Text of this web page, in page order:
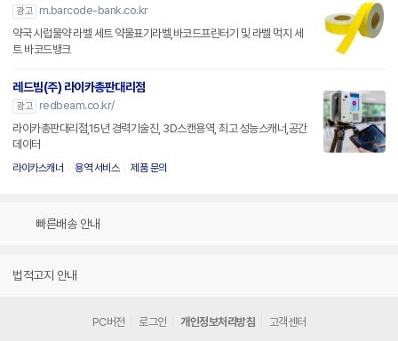
광고
m.barcode-bank.co.kr
약국 시럽물약 라벨 세트 약물표기라벨,바코드프린터기 및 라벨 먹지 세
트 바코드뱅크
레드빔(주) 라이카총판대리점
광고
redbeam.co.kr/
라이카총판대리점,15년 경력기술진, 3D스캔용역, 최고 성능스캐너,공간
데이터
라이카스캐너 용역 서비스 제품 문의
빠른배송 안내
법적고지 안내
PC버전 로그인 개인정보처리방침 고객센터